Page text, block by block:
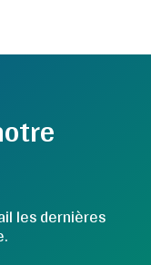
les dernières